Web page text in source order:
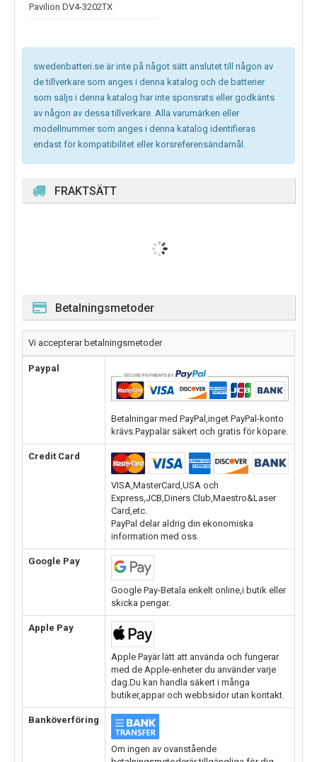
Pavilion DV4-3202TX
swedenbatteri.se är inte på något sätt anslutet till någon av
de tillverkare som anges i denna katalog och de batterier
som säljs i denna katalog har inte sponsrats eller godkänts
av någon av dessa tillverkare. Alla varumärken eller
modellnummer som anges i denna katalog identifieras
endast för kompatibilitet eller korsreferensändamål.
FRAKTSÄTT
Betalningsmetoder
Vi accepterar betalningsmetoder
Paypal
Betalningar med PayPal,inget PayPal-konto
krävs.Paypalär säkert och gratis för köpare.
Credit Card
VISA,MasterCard,USA och
Express,JCB,Diners Club,Maestro&Laser
Card,etc.
PayPal delar aldrig din ekonomiska
information med oss.
Google Pay
Google Pay-Betala enkelt online,i butik eller
skicka pengar.
Apple Pay
Apple Payär lätt att använda och fungerar
med de Apple-enheter du använder varje
dag.Du kan handla säkert i många
butiker,appar och webbsidor utan kontakt.
Banköverföring
Om ingen av ovanstående